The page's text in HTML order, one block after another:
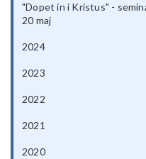
"Dopet in i Kristus" -
20 maj
2024
2023
2022
2021
2020